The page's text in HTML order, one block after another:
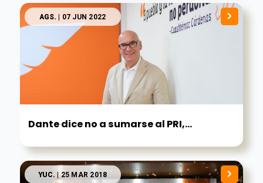
AGS. | 07 JUN 2022
Dante dice no a sumarse al PRI,...
YUC. | 25 MAR 2018